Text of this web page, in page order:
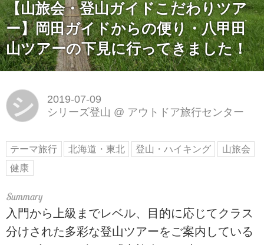
【山旅会・登山ガイドこだわりツア
ー】岡田ガイドからの便り・八甲田
山ツアーの下見に行ってきました！
シ
2019-07-09
シリーズ登山 @ アウトドア旅行センター
テーマ旅行 北海道・東北 登山・ハイキング
山旅会
健康
入門から上級までレベル、目的に応じてクラス
分けされた多彩な登山ツアーをご案内している